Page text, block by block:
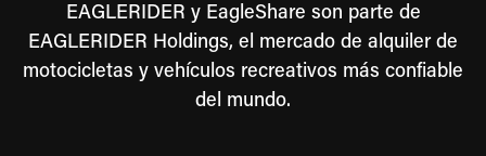
EAGLERIDER y EagleShare son parte de
EAGLERIDER Holdings, el mercado de alquiler de
motocicletas y vehículos recreativos más confiable
del mundo.